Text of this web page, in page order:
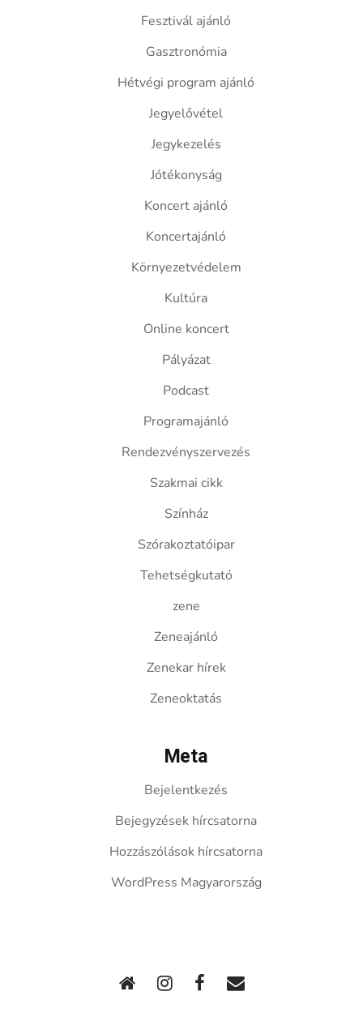
Fesztivál ajánló
Gasztronómia
Hétvégi program ajánló
Jegyelővétel
Jegykezelés
Jótékonyság
Koncert ajánló
Koncertajánló
Környezetvédelem
Kultúra
Online koncert
Pályázat
Podcast
Programajánló
Rendezvényszervezés
Szakmai cikk
Színház
Szórakoztatóipar
Tehetségkutató
zene
Zeneajánló
Zenekar hírek
Zeneoktatás
Meta
Bejelentkezés
Bejegyzések hírcsatorna
Hozzászólások hírcsatorna
WordPress Magyarország